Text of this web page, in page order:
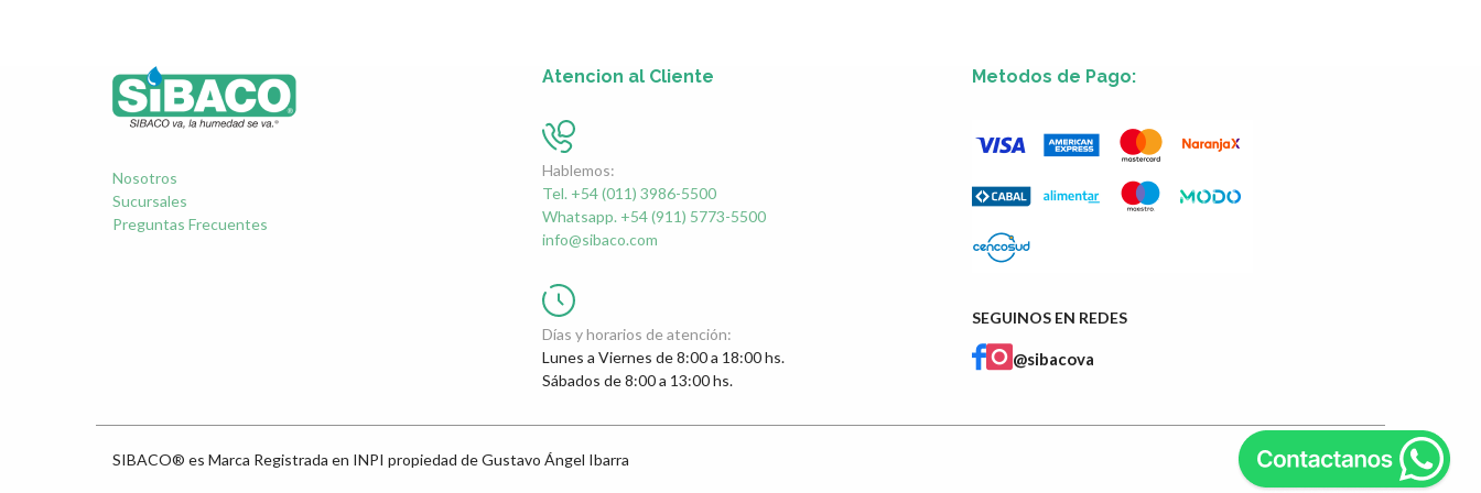
Nosotros
Sucursales
Preguntas Frecuentes
Atencion al Cliente
Hablemos:
Tel. +54 (011) 3986-5500
Whatsapp. +54 (911) 5773-5500
info@sibaco.com
Días y horarios de atención:
Lunes a Viernes de 8:00 a 18:00 hs.
Sábados de 8:00 a 13:00 hs.
Metodos de Pago:
SEGUINOS EN REDES
@sibacova
SIBACO® es Marca Registrada en INPI propiedad de Gustavo Ángel Ibarra